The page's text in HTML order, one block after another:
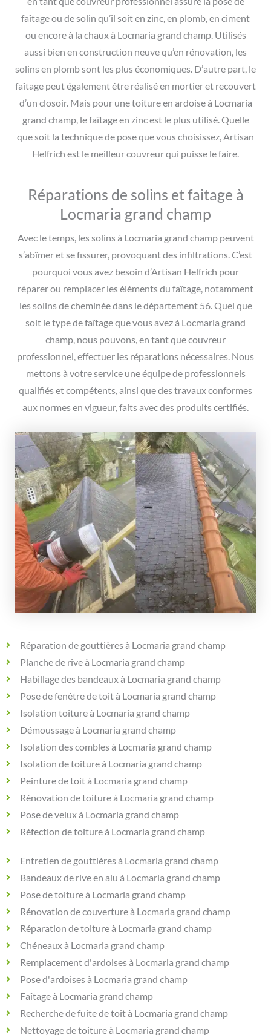
faîtage ou de solin qu’il soit en zinc, en plomb, en ciment
ou encore à la chaux à Locmaria grand champ. Utilisés
aussi bien en construction neuve qu’en rénovation, les
solins en plomb sont les plus économiques. D’autre part, le
faîtage peut également être réalisé en mortier et recouvert
d’un closoir. Mais pour une toiture en ardoise à Locmaria
grand champ, le faîtage en zinc est le plus utilisé. Quelle
que soit la technique de pose que vous choisissez, Artisan
Helfrich est le meilleur couvreur qui puisse le faire.
Réparations de solins et faitage à
Locmaria grand champ
Avec le temps, les solins à Locmaria grand champ peuvent
s’abîmer et se fissurer, provoquant des infiltrations. C’est
pourquoi vous avez besoin d’Artisan Helfrich pour
réparer ou remplacer les éléments du faîtage, notamment
les solins de cheminée dans le département 56. Quel que
soit le type de faîtage que vous avez à Locmaria grand
champ, nous pouvons, en tant que couvreur
professionnel, effectuer les réparations nécessaires. Nous
mettons à votre service une équipe de professionnels
qualifiés et compétents, ainsi que des travaux conformes
aux normes en vigueur, faits avec des produits certifiés.
Réparation de gouttières à Locmaria grand champ
Planche de rive à Locmaria grand champ
Habillage des bandeaux à Locmaria grand champ
Pose de fenêtre de toit à Locmaria grand champ
Isolation toiture à Locmaria grand champ
Démoussage à Locmaria grand champ
Isolation des combles à Locmaria grand champ
Isolation de toiture à Locmaria grand champ
Peinture de toit à Locmaria grand champ
Rénovation de toiture à Locmaria grand champ
Pose de velux à Locmaria grand champ
Réfection de toiture à Locmaria grand champ
Entretien de gouttières à Locmaria grand champ
Bandeaux de rive en alu à Locmaria grand champ
Pose de toiture à Locmaria grand champ
Rénovation de couverture à Locmaria grand champ
Réparation de toiture à Locmaria grand champ
Chéneaux à Locmaria grand champ
Remplacement d'ardoises à Locmaria grand champ
Pose d'ardoises à Locmaria grand champ
Faîtage à Locmaria grand champ
Recherche de fuite de toit à Locmaria grand champ
Nettoyage de toiture à Locmaria grand champ